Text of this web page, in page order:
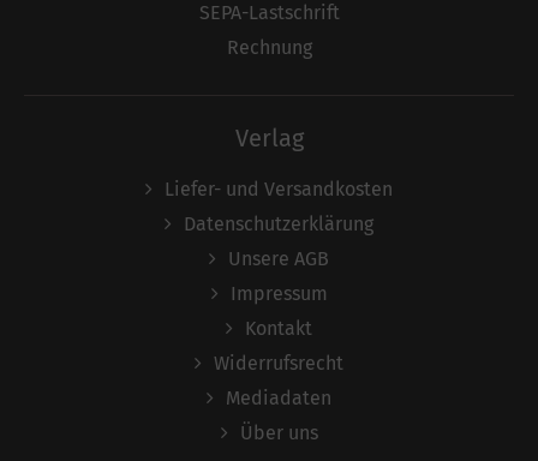
SEPA-Lastschrift
Rechnung
Verlag
Liefer- und Versandkosten
Datenschutzerklärung
Unsere AGB
Impressum
Kontakt
Widerrufsrecht
Mediadaten
Über uns